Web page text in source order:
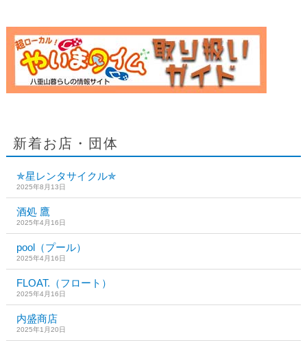
新着お店・団体
✯星レンタサイクル✯
2025年8月13日
酒処 鷹
2025年4月16日
pool（プール）
2025年4月16日
FLOAT.（フロート）
2025年4月16日
内盛商店
2025年1月20日